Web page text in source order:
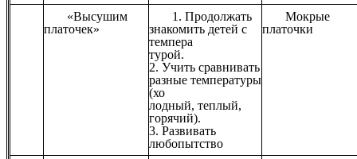
«Высушим
платочек»
1. Продолжать
знакомить детей с
темпера
турой.
2. Учить сравнивать
разные температуры
(хо
лодный, теплый,
горячий).
3. Развивать
любопытство
Мокрые
платочки